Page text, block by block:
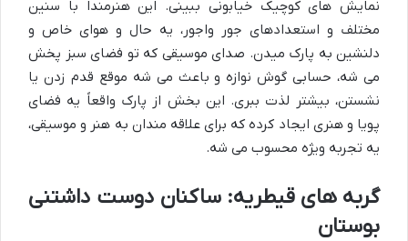
نمایش های کوچیک خیابونی ببینی. این هنرمندا با سنین
مختلف و استعدادهای جور واجور، یه حال و هوای خاص و
دلنشین به پارک میدن. صدای موسیقی که تو فضای سبز پخش
می شه، حسابی گوش نوازه و باعث می شه موقع قدم زدن یا
نشستن، بیشتر لذت ببری. این بخش از پارک واقعاً یه فضای
پویا و هنری ایجاد کرده که برای علاقه مندان به هنر و موسیقی،
یه تجربه ویژه محسوب می شه.
گربه های قیطریه: ساکنان دوست داشتنی
بوستان